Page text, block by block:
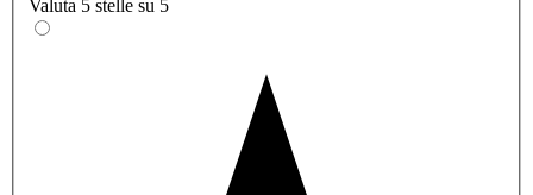
Valuta 5 stelle su 5